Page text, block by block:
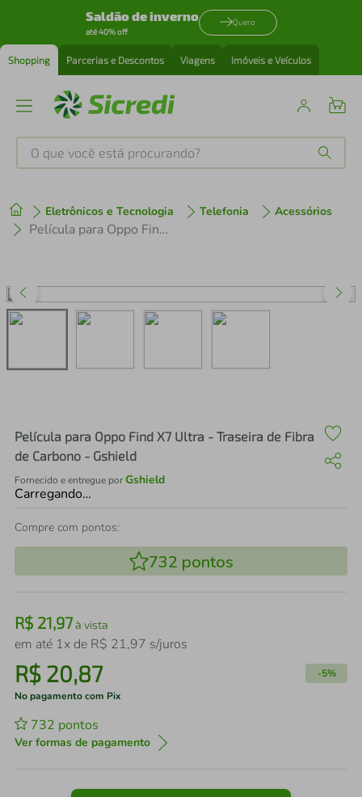
Saldão de inverno
até 40% off
Quero
Shopping Parcerias e Descontos Viagens Imóveis e Veículos
O que você está procurando?
Eletrônicos e Tecnologia Telefonia Acessórios
Película para Oppo Find X7 Ultra - Traseira de Fibra de Carbono - Gshield
Película para Oppo Find X7 Ultra - Traseira de Fibra
de Carbono - Gshield
Fornecido e entregue porGshield
Carregando…
Compre com pontos:
732 pontos
R$ 21,97à vista
em até 1x de R$ 21,97 s/juros
R$ 20,87 -5%
No pagamento com Pix
732 pontos
Ver formas de pagamento
1º tenis
perfume